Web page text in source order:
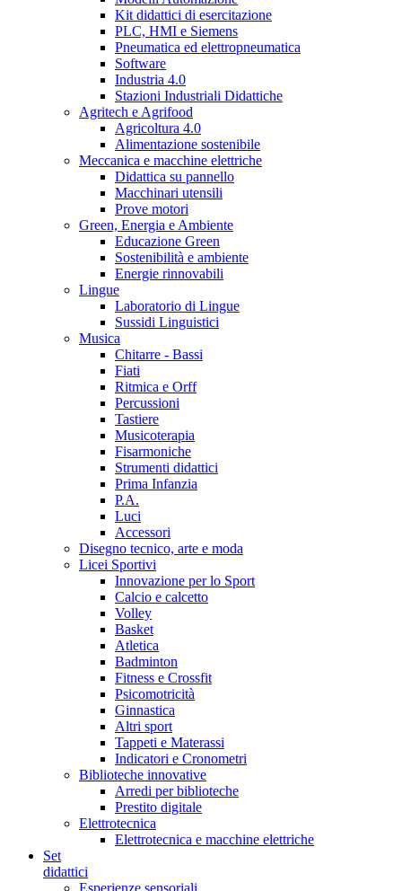
Kit didattici di esercitazione
PLC, HMI e Siemens
Pneumatica ed elettropneumatica
Software
Industria 4.0
Stazioni Industriali Didattiche
Agritech e Agrifood
Agricoltura 4.0
Alimentazione sostenibile
Meccanica e macchine elettriche
Didattica su pannello
Macchinari utensili
Prove motori
Green, Energia e Ambiente
Educazione Green
Sostenibilità e ambiente
Energie rinnovabili
Lingue
Laboratorio di Lingue
Sussidi Linguistici
Musica
Chitarre - Bassi
Fiati
Ritmica e Orff
Percussioni
Tastiere
Musicoterapia
Fisarmoniche
Strumenti didattici
Prima Infanzia
P.A.
Luci
Accessori
Disegno tecnico, arte e moda
Licei Sportivi
Innovazione per lo Sport
Calcio e calcetto
Volley
Basket
Atletica
Badminton
Fitness e Crossfit
Psicomotricità
Ginnastica
Altri sport
Tappeti e Materassi
Indicatori e Cronometri
Biblioteche innovative
Arredi per biblioteche
Prestito digitale
Elettrotecnica
Elettrotecnica e macchine elettriche
Set
didattici
Esperienze sensoriali